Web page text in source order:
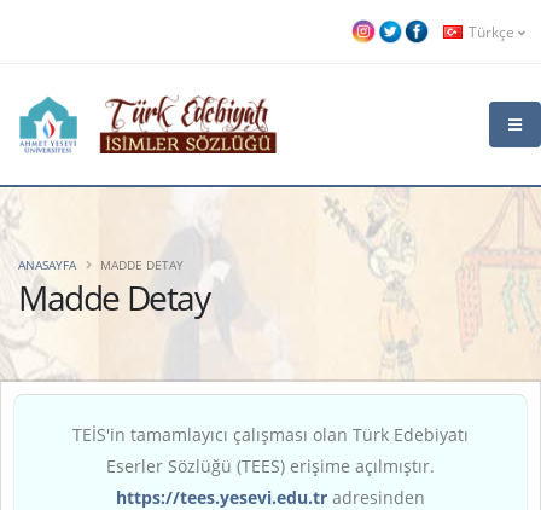
Türkçe
Madde Detay
ANASAYFA MADDE DETAY
TEİS'in tamamlayıcı çalışması olan Türk Edebiyatı
Eserler Sözlüğü (TEES) erişime açılmıştır.
https://tees.yesevi.edu.tr adresinden